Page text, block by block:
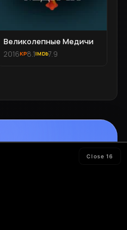
Великолепные Медичи
2016 8.1 7.9